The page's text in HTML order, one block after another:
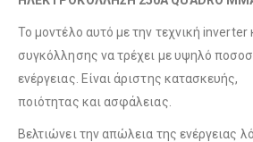
Το μοντέλο αυτό με την τεχνική inverter
συγκόλλησης να τρέχει με υψηλό
ενέργειας. Είναι άριστης κατασκευής,
ποιότητας και ασφάλειας.
Βελτιώνει την απώλεια της ενέργειας